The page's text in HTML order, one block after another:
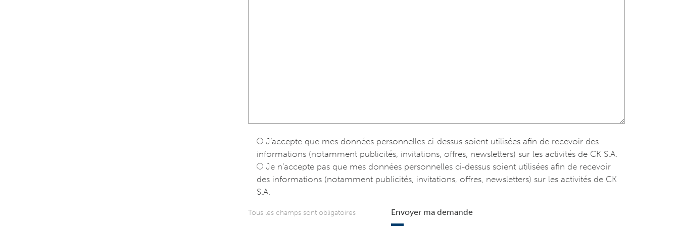
J’accepte que mes données personnelles ci-dessus soient utilisées afin de recevoir des
informations (notamment publicités, invitations, offres, newsletters) sur les activités de CK S.A.
Je n’accepte pas que mes données personnelles ci-dessus soient utilisées afin de recevoir
des informations (notamment publicités, invitations, offres, newsletters) sur les activités de CK
S.A.
Tous les champs sont obligatoires Envoyer ma demande